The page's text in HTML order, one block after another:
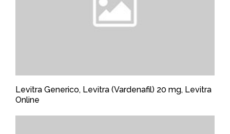
Levitra Generico, Levitra (Vardenafil) 20 mg, Levitra
Online